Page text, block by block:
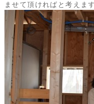
ませて頂ければと考えます